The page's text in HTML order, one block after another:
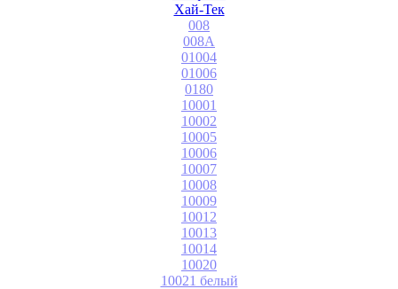
Хай-Тек
008
008A
01004
01006
0180
10001
10002
10005
10006
10007
10008
10009
10012
10013
10014
10020
10021 белый